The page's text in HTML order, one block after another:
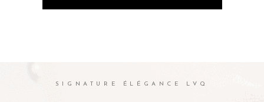
SIGNATURE ÉLÉGANCE LVQ